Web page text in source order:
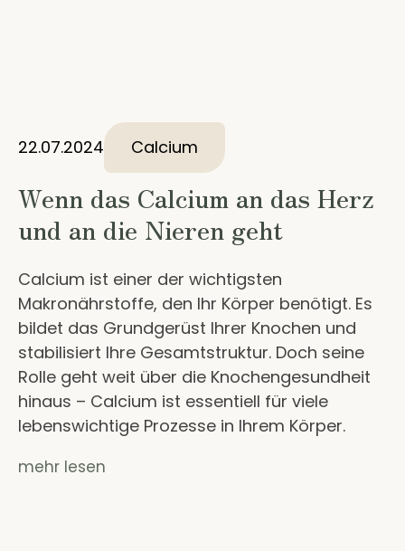
22.07.2024 Calcium
Wenn das Calcium an das Herz
und an die Nieren geht
Calcium ist einer der wichtigsten
Makronährstoffe, den Ihr Körper benötigt. Es
bildet das Grundgerüst Ihrer Knochen und
stabilisiert Ihre Gesamtstruktur. Doch seine
Rolle geht weit über die Knochengesundheit
hinaus – Calcium ist essentiell für viele
lebenswichtige Prozesse in Ihrem Körper.
mehr lesen